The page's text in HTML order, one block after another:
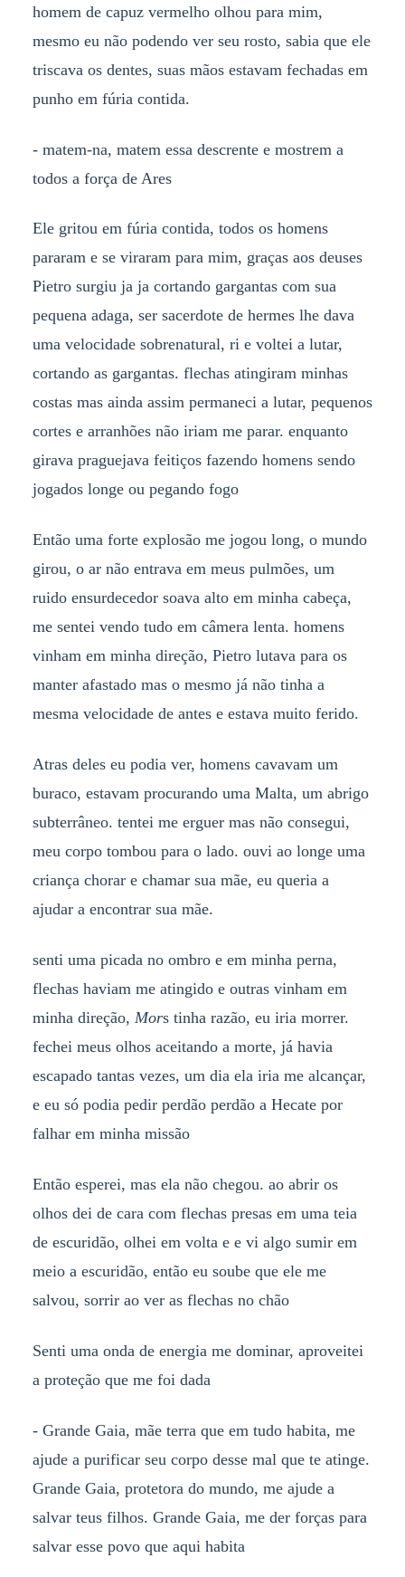
homem de capuz vermelho olhou para mim,
mesmo eu não podendo ver seu rosto, sabia que ele
triscava os dentes, suas mãos estavam fechadas em
punho em fúria contida.
- matem-na, matem essa descrente e mostrem a
todos a força de Ares
Ele gritou em fúria contida, todos os homens
pararam e se viraram para mim, graças aos deuses
Pietro surgiu ja ja cortando gargantas com sua
pequena adaga, ser sacerdote de hermes lhe dava
uma velocidade sobrenatural, ri e voltei a lutar,
cortando as gargantas. flechas atingiram minhas
costas mas ainda assim permaneci a lutar, pequenos
cortes e arranhões não iriam me parar. enquanto
girava praguejava feitiços fazendo homens sendo
jogados longe ou pegando fogo
Então uma forte explosão me jogou long, o mundo
girou, o ar não entrava em meus pulmões, um
ruido ensurdecedor soava alto em minha cabeça,
me sentei vendo tudo em câmera lenta. homens
vinham em minha direção, Pietro lutava para os
manter afastado mas o mesmo já não tinha a
mesma velocidade de antes e estava muito ferido.
Atras deles eu podia ver, homens cavavam um
buraco, estavam procurando uma Malta, um abrigo
subterrâneo. tentei me erguer mas não consegui,
meu corpo tombou para o lado. ouvi ao longe uma
criança chorar e chamar sua mãe, eu queria a
ajudar a encontrar sua mãe.
senti uma picada no ombro e em minha perna,
flechas haviam me atingido e outras vinham em
minha direção, Mors tinha razão, eu iria morrer.
fechei meus olhos aceitando a morte, já havia
escapado tantas vezes, um dia ela iria me alcançar,
e eu só podia pedir perdão perdão a Hecate por
falhar em minha missão
Então esperei, mas ela não chegou. ao abrir os
olhos dei de cara com flechas presas em uma teia
de escuridão, olhei em volta e e vi algo sumir em
meio a escuridão, então eu soube que ele me
salvou, sorrir ao ver as flechas no chão
Senti uma onda de energia me dominar, aproveitei
a proteção que me foi dada
- Grande Gaia, mãe terra que em tudo habita, me
ajude a purificar seu corpo desse mal que te atinge.
Grande Gaia, protetora do mundo, me ajude a
salvar teus filhos. Grande Gaia, me der forças para
salvar esse povo que aqui habita